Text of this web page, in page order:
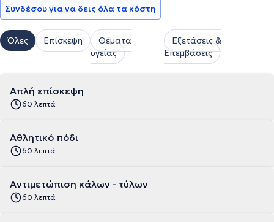
Συνδέσου για να δεις όλα τα κόστη
Όλες Επίσκεψη
Θέματα
υγείας
Εξετάσεις &
Επεμβάσεις
Απλή επίσκεψη
60 λεπτά
Αθλητικό πόδι
60 λεπτά
Αντιμετώπιση κάλων - τύλων
60 λεπτά